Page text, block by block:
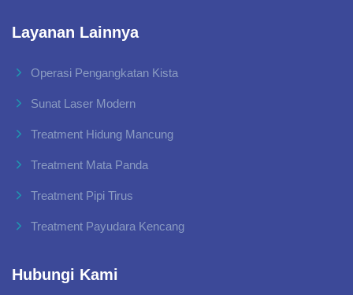
Layanan Lainnya
Operasi Pengangkatan Kista
Sunat Laser Modern
Treatment Hidung Mancung
Treatment Mata Panda
Treatment Pipi Tirus
Treatment Payudara Kencang
Hubungi Kami